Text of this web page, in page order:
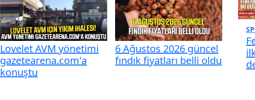
Lovelet AVM yönetimi
gazetearena.com'a
konuştu
6 Ağustos 2026 güncel
fındık fiyatları belli oldu